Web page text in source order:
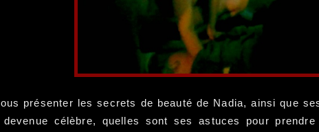
présenter les secrets de beauté de Nadia, ainsi que
célèbre, quelles sont ses astuces pour